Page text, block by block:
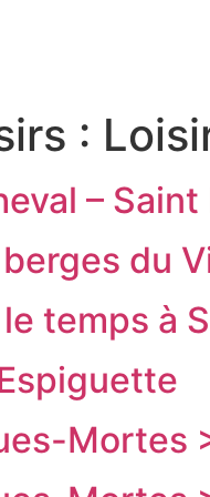
:
–
du
temps à
Mortes